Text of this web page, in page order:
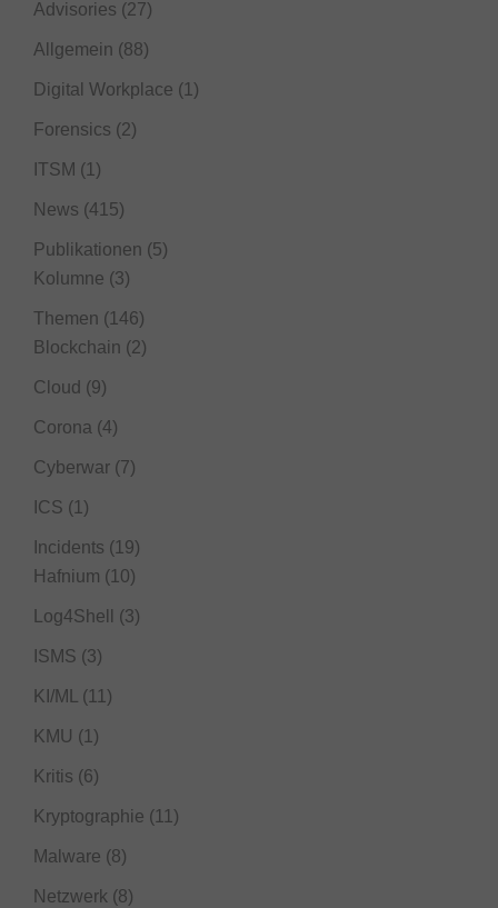
Advisories (27)
Allgemein (88)
Digital Workplace (1)
Forensics (2)
ITSM (1)
News (415)
Publikationen (5)
Kolumne (3)
Themen (146)
Blockchain (2)
Cloud (9)
Corona (4)
Cyberwar (7)
ICS (1)
Incidents (19)
Hafnium (10)
Log4Shell (3)
ISMS (3)
KI/ML (11)
KMU (1)
Kritis (6)
Kryptographie (11)
Malware (8)
Netzwerk (8)